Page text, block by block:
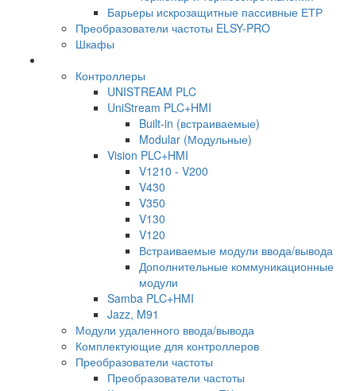
Барьеры искрозащитные пассивные ЕТР
Преобразователи частоты ELSY-PRO
Шкафы
Контроллеры
UNISTREAM PLC
UniStream PLC+HMI
Built-in (встраиваемые)
Modular (Модульные)
Vision PLC+HMI
V1210 - V200
V430
V350
V130
V120
Встраиваемые модули ввода/вывода
Дополнительные коммуникационные
модули
Samba PLC+HMI
Jazz, M91
Модули удаленного ввода/вывода
Комплектующие для контроллеров
Преобразователи частоты
Преобразователи частоты